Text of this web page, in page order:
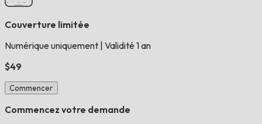
Couverture limitée
Numérique uniquement Validité 1 an
$49
Commencer
Commencez votre demande